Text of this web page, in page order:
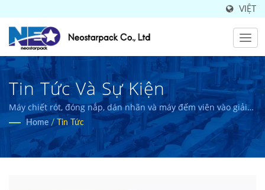
VIỆT
Tin Tức Và Sự Kiện
Máy chiết rót, đóng nắp, dán nhãn và máy đếm viên vào giải
pháp đóng chai bởi Neostarpack.
Home / Tin Tức